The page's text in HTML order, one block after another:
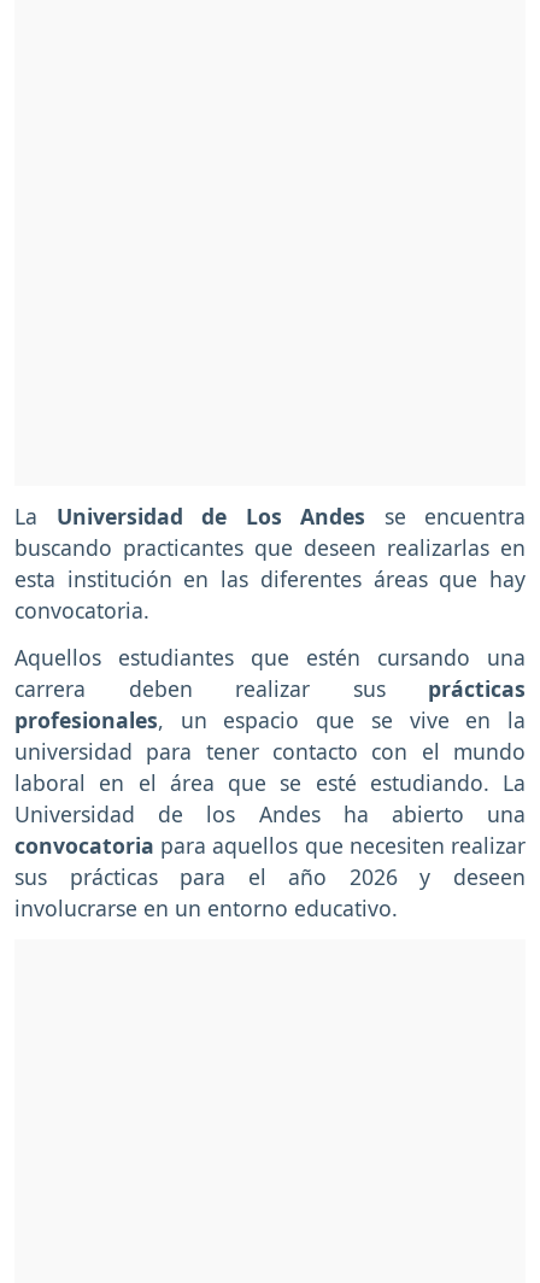
La Universidad de Los Andes se encuentra
buscando practicantes que deseen realizarlas en
esta institución en las diferentes áreas que hay
convocatoria.
Aquellos estudiantes que estén cursando una
carrera deben realizar sus prácticas
profesionales, un espacio que se vive en la
universidad para tener contacto con el mundo
laboral en el área que se esté estudiando. La
Universidad de los Andes ha abierto una
convocatoria para aquellos que necesiten realizar
sus prácticas para el año 2026 y deseen
involucrarse en un entorno educativo.